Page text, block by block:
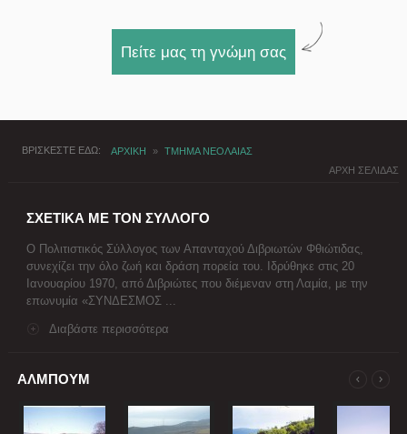
Πείτε μας τη γνώμη σας
ΒΡΙΣΚΕΣΤΕ ΕΔΩ ΑΡΧΙΚΗ » ΤΜΗΜΑ ΝΕΟΛΑΙΑΣ
ΑΡΧΗ ΣΕΛΙΔΑΣ
ΣΧΕΤΙΚΑ ΜΕ ΤΟΝ ΣΥΛΛΟΓΟ
Ο Πολιτιστικός Σύλλογος των Απανταχού Διβριωτών Φθιώτιδας,
συνεχίζει την όλο ζωή και δράση πορεία του. Ιδρύθηκε στις 20
Ιανουαρίου 1970, από Διβριώτες που διέμεναν στη Λαμία, με την
επωνυμία «ΣΥΝΔΕΣΜΟΣ ...
Διαβάστε περισσότερα
ΑΛΜΠΟΥΜ